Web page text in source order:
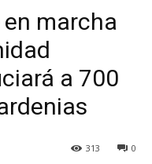
marcha
a 700
0
313